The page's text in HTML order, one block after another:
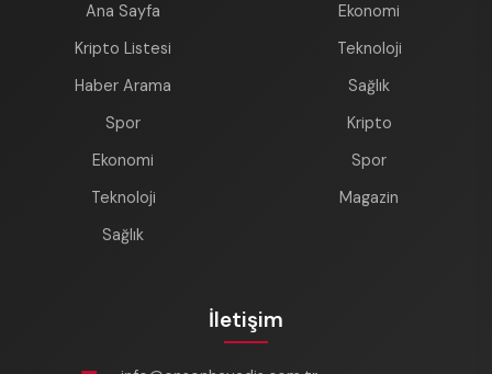
Ana Sayfa
Kripto Listesi
Haber Arama
Spor
Ekonomi
Teknoloji
Sağlık
Ekonomi
Teknoloji
Sağlık
Kripto
Spor
Magazin
İletişim